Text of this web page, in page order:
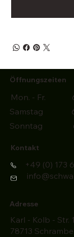
Adresse
Karl - Kolb - Str.
78713
Kontakt
Öffnungszeiten
+49 (0) 173
Mon. - Fr.
Samstag
Sonntag